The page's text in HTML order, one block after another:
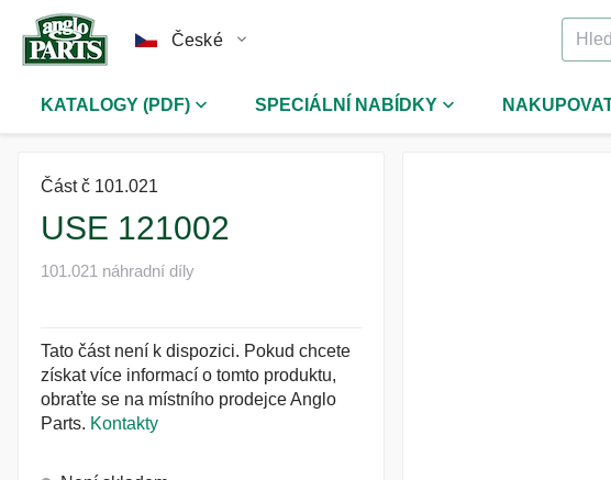
České
KATALOGY (PDF) SPECIÁLNÍ NABÍDKY
Část č 101.021
USE 121002
101.021 náhradní díly
Tato část není k dispozici. Pokud chcete
získat více informací o tomto produktu,
obraťte se na místního prodejce Anglo
Parts. Kontakty